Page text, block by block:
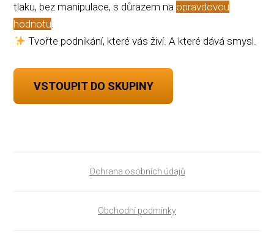
tlaku, bez manipulace, s důrazem na opravdovou
hodnotu.
Tvořte podnikání, které vás živí. A které dává smysl.
VSTOUPIT DO SKUPINY
Ochrana osobních údajů
Obchodní podmínky